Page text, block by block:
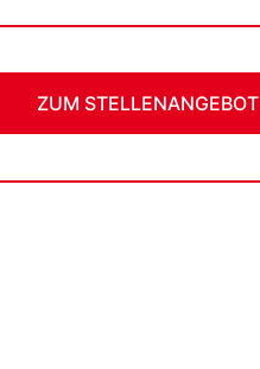
ZUM STELLENANGEBOT